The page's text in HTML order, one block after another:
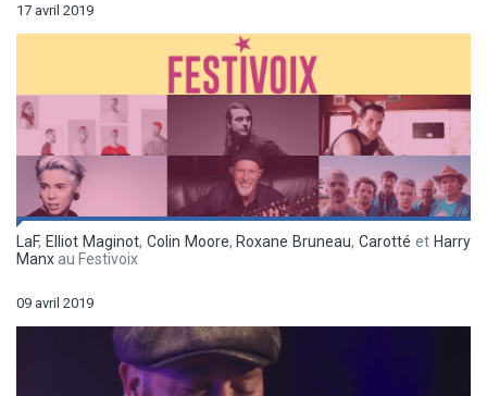
17 avril 2019
LaF, Elliot Maginot, Colin Moore, Roxane Bruneau,Carotté et Harry
Manx au Festivoix
09 avril 2019